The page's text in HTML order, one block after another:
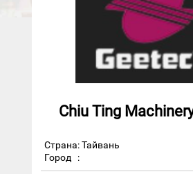
Chiu Ting
Страна: Тайвань
Город
: